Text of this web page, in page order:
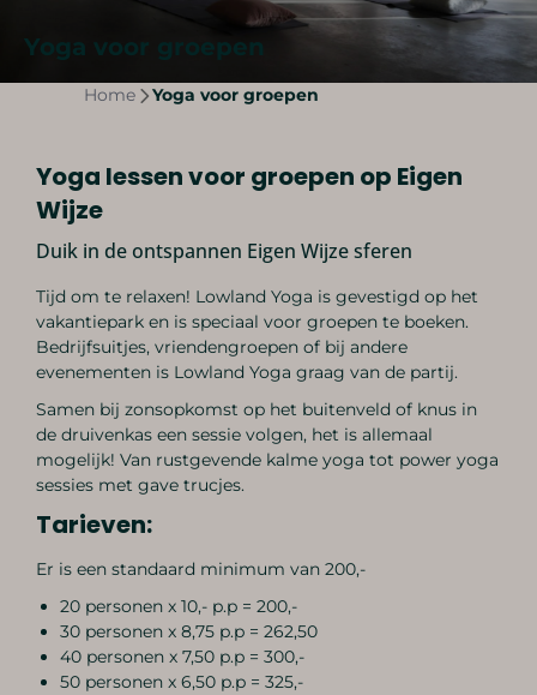
Yoga voor groepen
Home Yoga voor groepen
Yoga lessen voor groepen op Eigen
Wijze
Duik in de ontspannen Eigen Wijze sferen
Tijd om te relaxen! Lowland Yoga is gevestigd op het
vakantiepark en is speciaal voor groepen te boeken.
Bedrijfsuitjes, vriendengroepen of bij andere
evenementen is Lowland Yoga graag van de partij.
Samen bij zonsopkomst op het buitenveld of knus in
de druivenkas een sessie volgen, het is allemaal
mogelijk! Van rustgevende kalme yoga tot power yoga
sessies met gave trucjes.
Tarieven:
Er is een standaard minimum van 200,-
20 personen x 10,- p.p = 200,-
30 personen x 8,75 p.p = 262,50
40 personen x 7,50 p.p = 300,-
50 personen x 6,50 p.p = 325,-